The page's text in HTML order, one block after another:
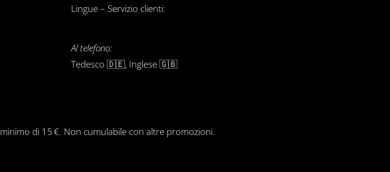
Lingue – Servizio clienti:
Al telefono:
Tedesco 🇩🇪, Inglese 🇬🇧
di 15 €. Non cumulabile con altre promozioni.